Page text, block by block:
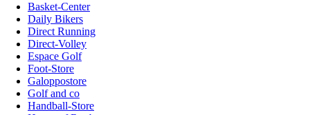
Basket-Center
Daily Bikers
Direct Running
Direct-Volley
Espace Golf
Foot-Store
Galoppostore
Golf and co
Handball-Store